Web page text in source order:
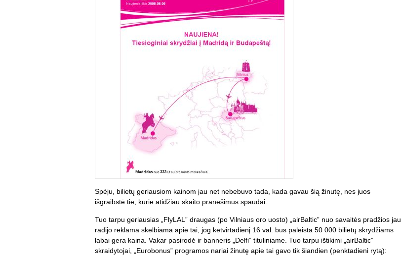
Spėju, bilietų geriausiom kainom jau net nebebuvo tada, kada gavau šią žinutę, nes juos
išgraibstė tie, kurie atidžiau skaito pranešimus spaudai.
Tuo tarpu geriausias „FlyLAL” draugas (po Vilniaus oro uosto) „airBaltic” nuo savaitės pradžios jau
radijo reklama skelbiama apie tai, jog ketvirtadienį 16 val. bus paleista 50 000 bilietų skrydžiams
labai gera kaina. Vakar pasirodė ir banneris „Delfi” tituliniame. Tuo tarpu ištikimi „airBaltic”
skraidytojai, „Eurobonus” programos nariai žinutę apie tai gavo tik šiandien (penktadieni rytą):